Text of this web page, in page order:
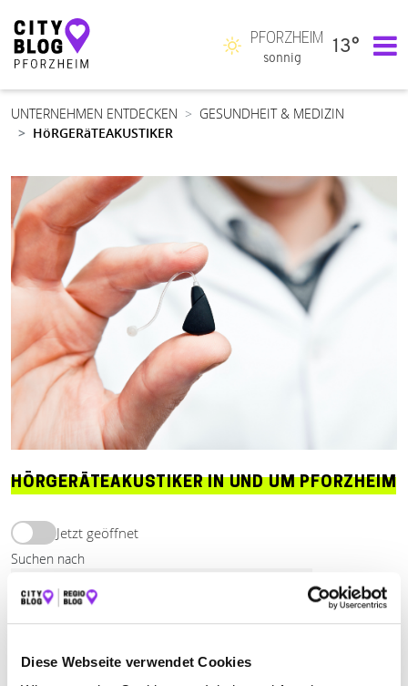
Diese Webseite verwendet Cookies
Hauptnavigation
PFORZHEIM
sonnig
13°
UNTERNEHMEN ENTDECKEN
GESUNDHEIT & MEDIZIN
HöRGERäTEAKUSTIKER
HÖRGERÄTEAKUSTIKER IN UND UM PFORZHEIM
Jetzt geöffnet
Suchen nach
ALLE MÜHLACKER PFORZHEIM